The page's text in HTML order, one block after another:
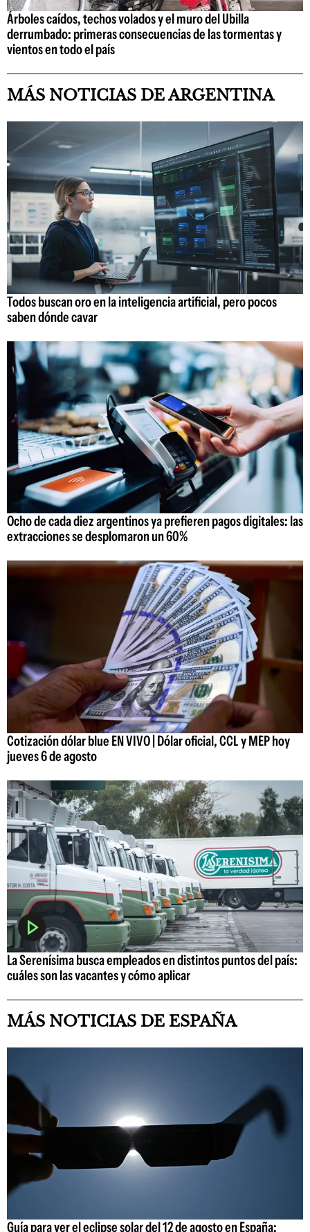
Árboles caídos, techos volados y el muro del Ubilla
derrumbado: primeras consecuencias de las tormentas y
vientos en todo el país
MÁS NOTICIAS DE ARGENTINA
Todos buscan oro en la inteligencia artificial, pero pocos
saben dónde cavar
Ocho de cada diez argentinos ya prefieren pagos digitales: las
extracciones se desplomaron un 60%
Cotización dólar blue EN VIVO | Dólar oficial, CCL y MEP hoy
jueves 6 de agosto
La Serenísima busca empleados en distintos puntos del país:
cuáles son las vacantes y cómo aplicar
MÁS NOTICIAS DE ESPAÑA
Guía para ver el eclipse solar del 12 de agosto en España: